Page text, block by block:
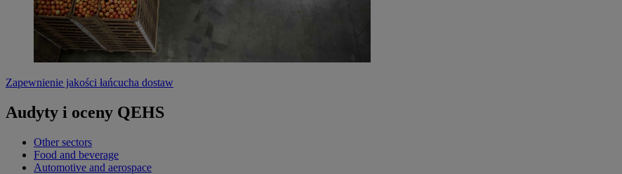
Zapewnienie jakości łańcucha dostaw
Audyty i oceny QEHS
Other sectors
Food and beverage
Automotive and aerospace